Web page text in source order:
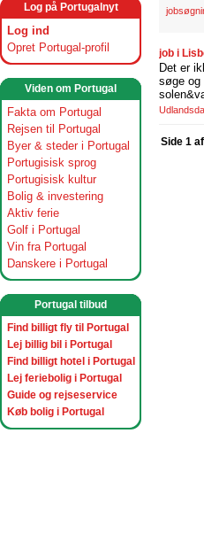
Log på Portugalnyt
Log ind
Opret Portugal-profil
Viden om Portugal
Fakta om Portugal
Rejsen til Portugal
Byer & steder i Portugal
Portugisisk sprog
Portugisisk kultur
Bolig & investering
Aktiv ferie
Golf i Portugal
Vin fra Portugal
Danskere i Portugal
Portugal tilbud
Find billigt fly til Portugal
Lej billig bil i Portugal
Find billigt hotel i Portugal
Lej feriebolig i Portugal
Guide og rejseservice
Køb bolig i Portugal
job i
Det er
søge og
Side 1